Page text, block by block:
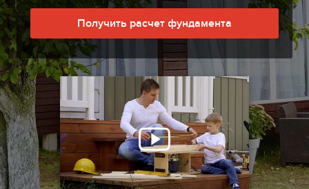
Получить расчет фундамента